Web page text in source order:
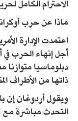
الاحترام ‌‌الكامل
ماذا عن حرب
اعتمدت الإدارة
أجل إنهاء الحرب في
دبلوماسيا متوازنا
ذاتها من الأطراف
ويقول أردوغان إن
التحدث مباشرة مع